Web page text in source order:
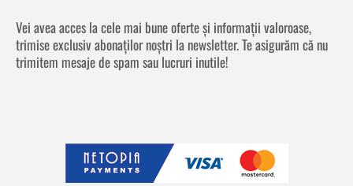
Vei avea acces la cele mai bune oferte și informații valoroase,
trimise exclusiv abonaților noștri la newsletter. Te asigurăm că nu
trimitem mesaje de spam sau lucruri inutile!